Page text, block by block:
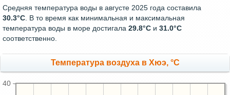
Средняя температура воды в августе 2025 года составила
30.3°C. В то время как минимальная и максимальная
температура воды в море достигала 29.8°C и 31.0°C
соответственно.
Температура воздуха в Хюэ, °C
40